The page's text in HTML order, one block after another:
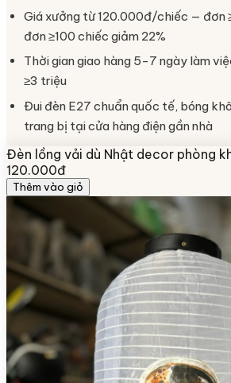
Giá xưởng từ 120.000đ/chiếc — đơn
đơn ≥100 chiếc giảm 22%
Thời gian giao hàng 5-7 ngày làm
≥3 triệu
Đui đèn E27 chuẩn quốc tế, bóng
trang bị tại cửa hàng điện gần nhà
Đèn lồng vải dù Nhật decor phòng
120.000đ
Thêm vào giỏ